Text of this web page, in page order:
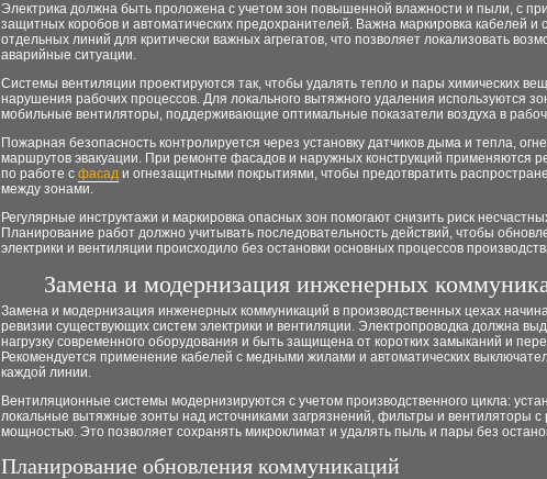
Электрика должна быть проложена с учетом зон повышенной влажности и пыли, с
защитных коробов и автоматических предохранителей. Важна маркировка кабелей и
отдельных линий для критически важных агрегатов, что позволяет локализовать
аварийные ситуации.
Системы вентиляции проектируются так, чтобы удалять тепло и пары химических
нарушения рабочих процессов. Для локального вытяжного удаления используются
мобильные вентиляторы, поддерживающие оптимальные показатели воздуха в
Пожарная безопасность контролируется через установку датчиков дыма и тепла,
маршрутов эвакуации. При ремонте фасадов и наружных конструкций применяются
по работе с фасад и огнезащитными покрытиями, чтобы предотвратить
между зонами.
Регулярные инструктажи и маркировка опасных зон помогают снизить риск
Планирование работ должно учитывать последовательность действий, чтобы
электрики и вентиляции происходило без остановки основных процессов
Замена и модернизация инженерных
Замена и модернизация инженерных коммуникаций в производственных цехах
ревизии существующих систем электрики и вентиляции. Электропроводка должна
нагрузку современного оборудования и быть защищена от коротких замыканий и
Рекомендуется применение кабелей с медными жилами и автоматических
каждой линии.
Вентиляционные системы модернизируются с учетом производственного цикла:
локальные вытяжные зонты над источниками загрязнений, фильтры и вентиляторы с
мощностью. Это позволяет сохранять микроклимат и удалять пыль и пары без
Планирование обновления коммуникаций